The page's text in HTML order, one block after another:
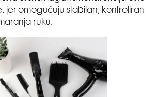
jer omogućuju stabilan, kontroliran
ruku.